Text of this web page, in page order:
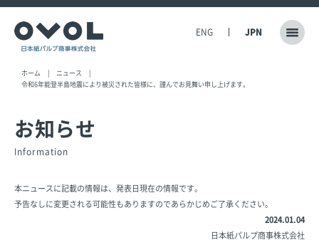
ENG JPN
ホーム
ニュース
令和6年能登半島地震により被災された皆様に、謹んでお見舞い申し上げます。
お知らせ
Information
本ニュースに記載の情報は、発表日現在の情報です。
予告なしに変更される可能性もありますのであらかじめご了承ください。
2024.01.04
日本紙パルプ商事株式会社